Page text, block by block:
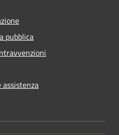
pubblica
assistenza